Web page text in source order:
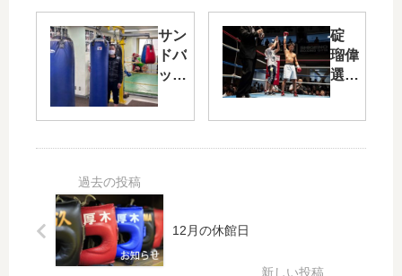
員
御
礼
😃
日
サン
ドバ
ッグ
まし
（2
種
類）
碇
瑠偉
選手
の試
（東
12月の休館日